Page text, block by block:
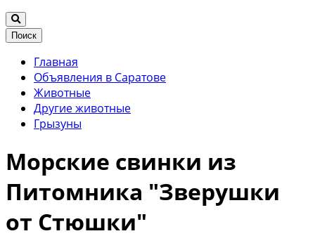
Поиск
Главная
Объявления в Саратове
Животные
Другие животные
Грызуны
Морские свинки из
Питомника "Зверушки
от Стюшки"